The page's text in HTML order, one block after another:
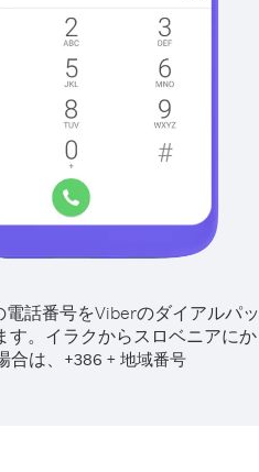
電話番号をViberのダイアルパッ
。 イラクからスロベニアにか
合は、
+386 + 地域番号